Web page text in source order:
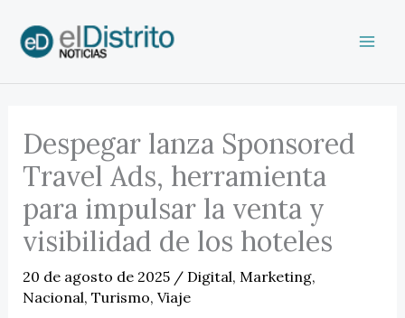
contenido
Despegar lanza Sponsored
Travel Ads, herramienta
para impulsar la venta y
visibilidad de los hoteles
20 de agosto de 2025 / Digital, Marketing,
Nacional, Turismo, Viaje